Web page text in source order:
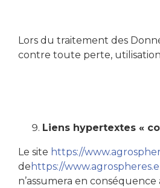
Lors du traitement des
contre toute perte,
Liens hypertextes «
Le site https://
de https://
n’assumera en